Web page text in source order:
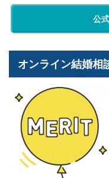
公
オンライン結婚相